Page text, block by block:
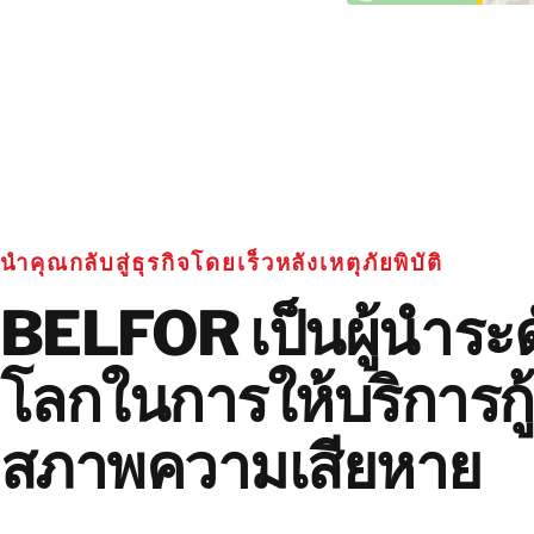
นำคุณกลับสู่ธุรกิจโดยเร็วหลังเหตุภัยพิบัติ
BELFOR เป็นผู้นำร
โลกในการให้บริการกู้
สภาพความเสียหาย